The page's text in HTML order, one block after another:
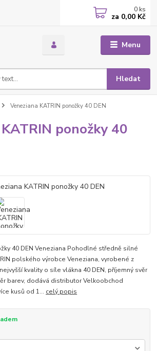
Menu
Hledat
0 ks
za 0,00 Kč
Veneziana KATRIN ponožky 40 DEN
ponožky 40
40 DEN Veneziana Pohodlné středně silné
polského výrobce Veneziana, vyrobené z
kvality o síle vlákna 40 DEN, příjemný svěr
barev, dodává distributor Velkoobchod
kusů od 1... celý popis